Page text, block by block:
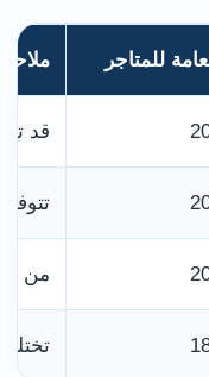
للمتاجر
قد
من